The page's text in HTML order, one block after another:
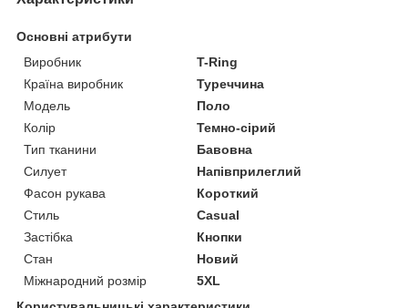
Основні атрибути
Виробник
T-Ring
Країна виробник
Туреччина
Модель
Поло
Колір
Темно-сірий
Тип тканини
Бавовна
Силует
Напівприлеглий
Фасон рукава
Короткий
Стиль
Casual
Застібка
Кнопки
Стан
Новий
Міжнародний розмір
5XL